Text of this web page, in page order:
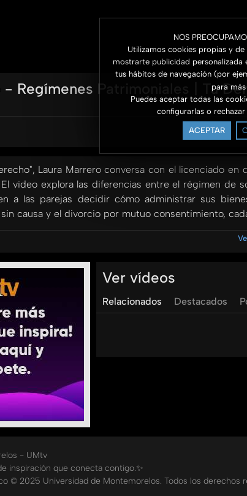
NOS
Utilizamos cookies propias y
mostrarte publicidad
tus hábitos de navegación (por
para
Puedes aceptar todas las
configurarlas o
ACEPTAR
- Regímenes Patrimoniales | Tu
Laura Marrero conversa con el licenciado
video explora las diferencias entre el régimen de
a las parejas decidir cómo administrar sus
causa y el divorcio por mutuo consentimiento,
la custodia de los hijos y el pago de
Ver vídeos
Relacionados Destacados
- UMtv
inspiración que conecta contigo.✨
© 2025 Universidad de Montemorelos. Todos los derechos